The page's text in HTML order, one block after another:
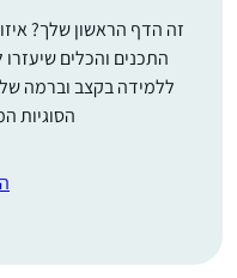
זה הדף הראשון שלך?
התכנים והכלים
ללמידה בקצב וברמה
הסוגיות